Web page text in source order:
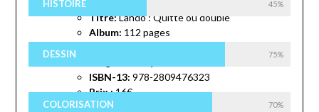
Titre:Lando : Quitte ou double
Album: 112 pages
ISBN-13: 978-2809476323
Prix :16€
HISTOIRE 45%
DESSIN 75%
COLORISATION 70%